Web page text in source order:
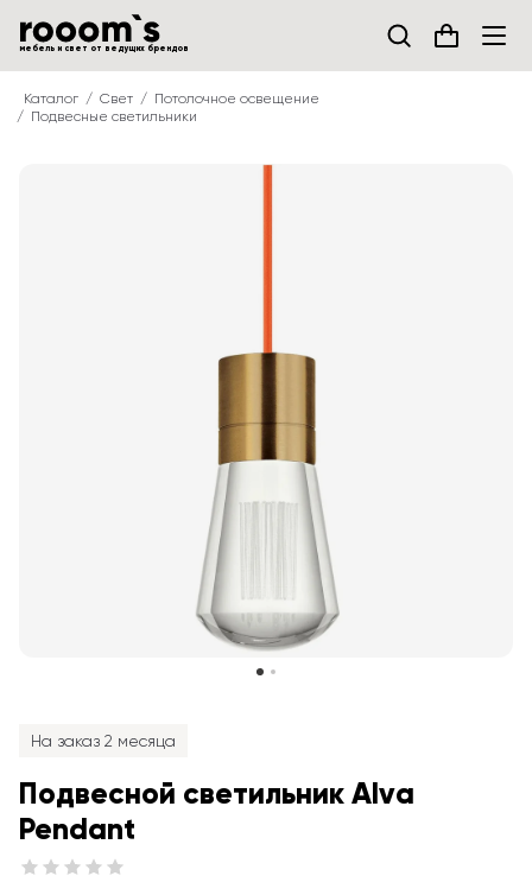
мебель и свет от ведущих брендов
Каталог Свет
Потолочное освещение
Подвесные светильники
На заказ 2 месяца
Подвесной светильник Alva
Pendant